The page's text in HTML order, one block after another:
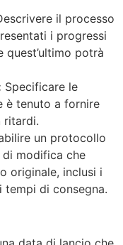
il processo
i progressi
potrà
Specificare le
è tenuto a fornire
ritardi.
un protocollo
modifica che
originale, inclusi i
tempi di consegna.